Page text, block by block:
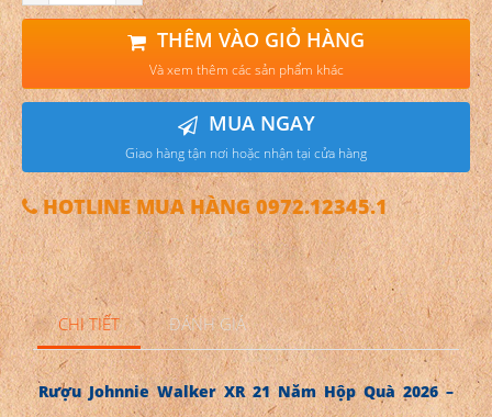
THÊM VÀO GIỎ HÀNG
Và xem thêm các sản phẩm khác
MUA NGAY
Giao hàng tận nơi hoặc nhận tại cửa hàng
HOTLINE MUA HÀNG 0972.12345.1
CHI TIẾT ĐÁNH GIÁ
Rượu Johnnie Walker XR 21 Năm Hộp Quà 2026 –